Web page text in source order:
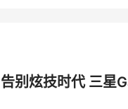
告别炫技时代 三星